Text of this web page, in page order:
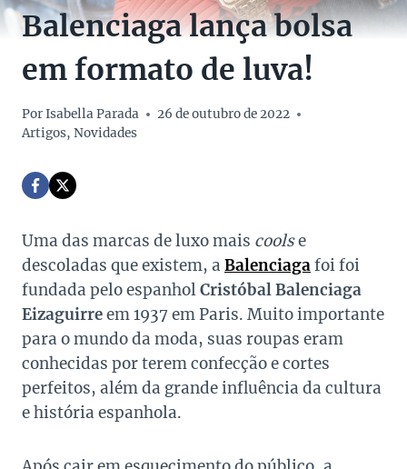
Balenciaga lança bolsa
em formato de luva!
PorIsabella Parada
26 de outubro de 2022
Artigos, Novidades
Uma das marcas de luxo mais coolse
descoladas que existem, a Balenciagafoi foi
fundada pelo espanholCristóbal Balenciaga
Eizaguirreem 1937 em Paris. Muito importante
para o mundo da moda, suas roupas eram
conhecidas por terem confecção e cortes
perfeitos, além da grande influência da cultura
e história espanhola.